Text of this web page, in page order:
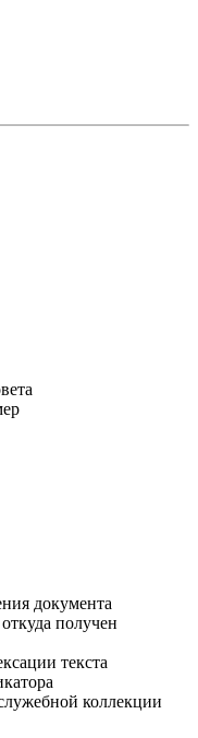
документа
получен
текста
коллекции